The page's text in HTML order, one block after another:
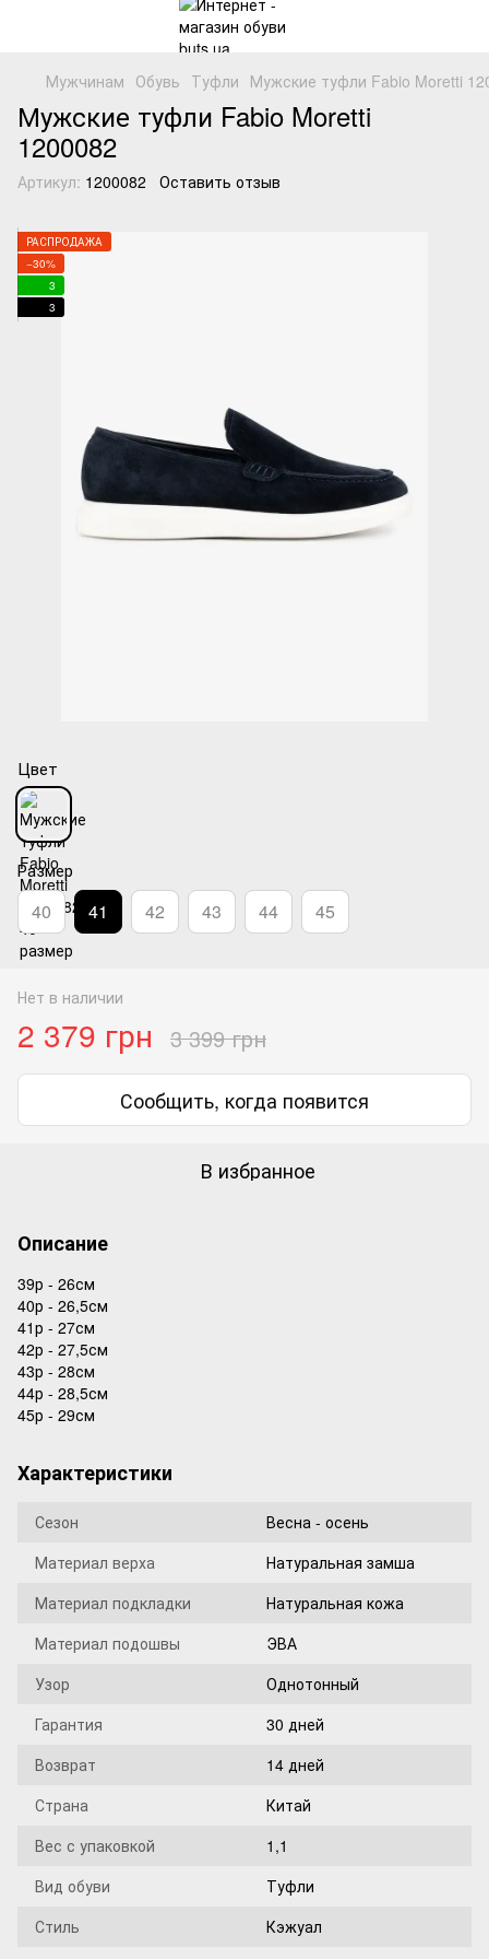
Мужчинам Обувь Туфли Мужские туфли Fabio Moretti
Мужские туфли Fabio Moretti
1200082
Артикул: 1200082 Оставить отзыв
РАСПРОДАЖА
−30%
3
3
Цвет
Размер
40 41 42 43 44 45
Нет в наличии
2 379 грн 3 399 грн
Сообщить, когда появится
В избранное
Описание
39р - 26см
40р - 26,5см
41р - 27см
42р - 27,5см
43р - 28см
44р - 28,5см
45р - 29см
Характеристики
Сезон
Весна - осень
Материал верха
Натуральная замша
Материал подкладки
Натуральная кожа
Материал подошвы
ЭВА
Узор
Однотонный
Гарантия
30 дней
Возврат
14 дней
Страна
Китай
Вес с упаковкой
1,1
Вид обуви
Туфли
Стиль
Кэжуал